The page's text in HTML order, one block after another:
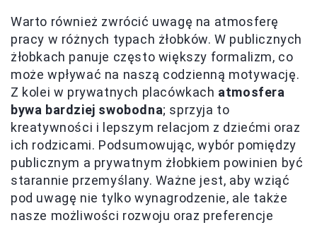
Warto również zwrócić uwagę na atmosferę
pracy w różnych typach żłobków. W publicznych
żłobkach panuje często większy formalizm, co
może wpływać na naszą codzienną motywację.
Z kolei w prywatnych placówkach atmosfera
bywa bardziej swobodna; sprzyja to
kreatywności i lepszym relacjom z dziećmi oraz
ich rodzicami. Podsumowując, wybór pomiędzy
publicznym a prywatnym żłobkiem powinien być
starannie przemyślany. Ważne jest, aby wziąć
pod uwagę nie tylko wynagrodzenie, ale także
nasze możliwości rozwoju oraz preferencje